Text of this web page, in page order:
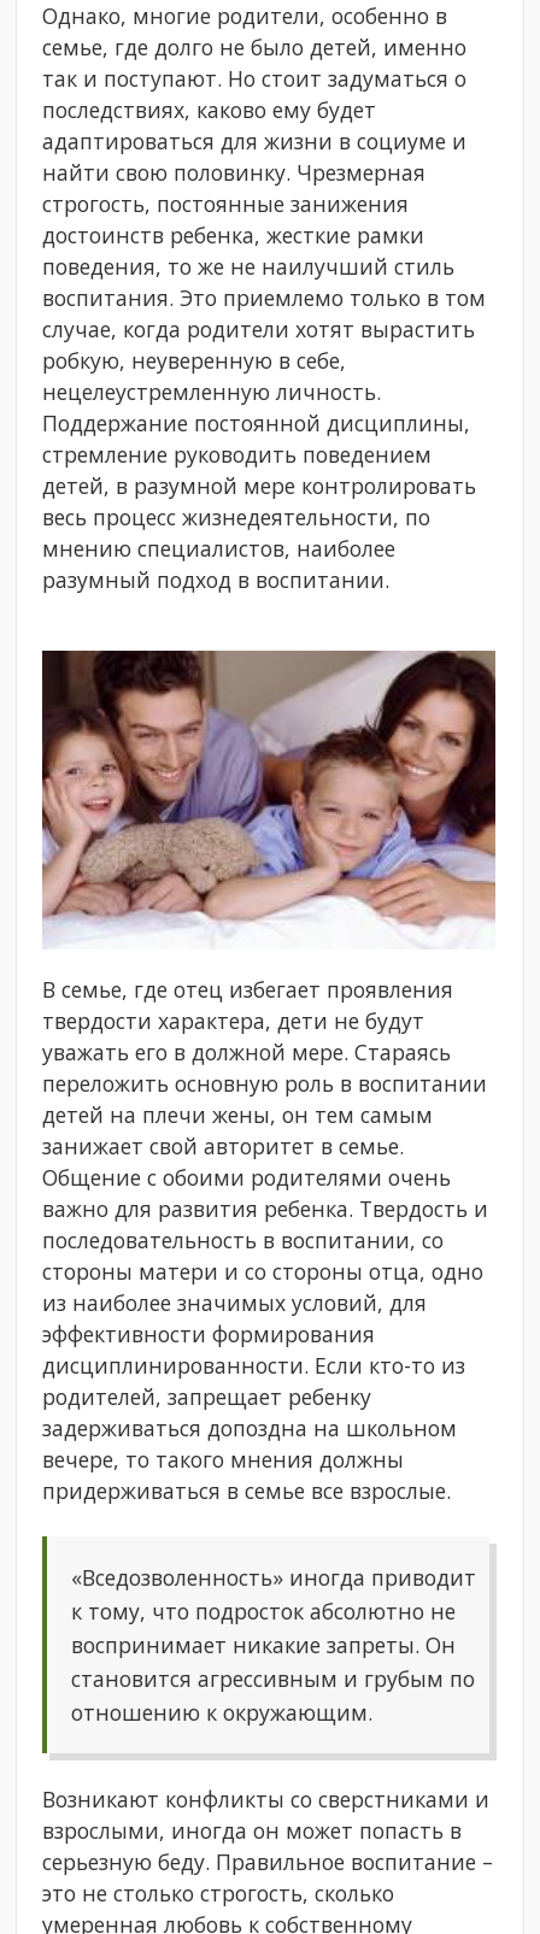
Однако, многие родители, особенно в
семье, где долго не было детей, именно
так и поступают. Но стоит задуматься о
последствиях, каково ему будет
адаптироваться для жизни в социуме и
найти свою половинку. Чрезмерная
строгость, постоянные занижения
достоинств ребенка, жесткие рамки
поведения, то же не наилучший стиль
воспитания. Это приемлемо только в том
случае, когда родители хотят вырастить
робкую, неуверенную в себе,
нецелеустремленную личность.
Поддержание постоянной дисциплины,
стремление руководить поведением
детей, в разумной мере контролировать
весь процесс жизнедеятельности, по
мнению специалистов, наиболее
разумный подход в воспитании.
В семье, где отец избегает проявления
твердости характера, дети не будут
уважать его в должной мере. Стараясь
переложить основную роль в воспитании
детей на плечи жены, он тем самым
занижает свой авторитет в семье.
Общение с обоими родителями очень
важно для развития ребенка. Твердость и
последовательность в воспитании, со
стороны матери и со стороны отца, одно
из наиболее значимых условий, для
эффективности формирования
дисциплинированности. Если кто-то из
родителей, запрещает ребенку
задерживаться допоздна на школьном
вечере, то такого мнения должны
придерживаться в семье все взрослые.
«Вседозволенность» иногда приводит
к тому, что подросток абсолютно не
воспринимает никакие запреты. Он
становится агрессивным и грубым по
отношению к окружающим.
Возникают конфликты со сверстниками и
взрослыми, иногда он может попасть в
серьезную беду. Правильное воспитание –
это не столько строгость, сколько
умеренная любовь к собственному